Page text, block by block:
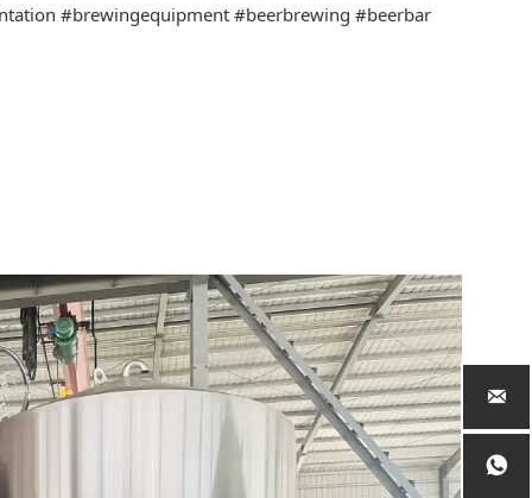
#brewingequipment #beerbrewing #beerbar

